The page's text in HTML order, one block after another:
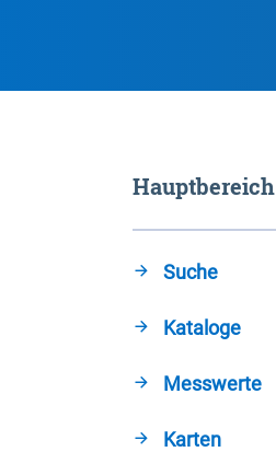
Hauptbereich
Suche
Kataloge
Messwerte
Karten